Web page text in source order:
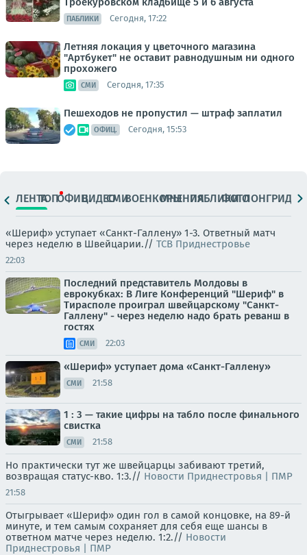
ПАБЛИКИ Сегодня, 17:22
Летняя локация у цветочного магазина
"Артбукет" не оставит равнодушным ни одного
прохожего
СМИ Сегодня, 17:35
Пешеходов не пропустил — штраф заплатил
ОФИЦ. Сегодня, 15:53
ЛЕНТАТОПОФИЦ.ВИДЕОСМИВОЕНКОРЫМНЕНИЯПАБЛИКИ
ФОТОЛОНГРИДЫ
«Шериф» уступает «Санкт-Галлену» 1-3. Ответный матч
через неделю в Швейцарии.// ТСВ Приднестровье
22:03
Последний представитель Молдовы в
еврокубках: В Лиге Конференций "Шериф" в
Тирасполе проиграл швейцарскому "Санкт-
Галлену" - через неделю надо брать реванш в
гостях
СМИ 22:03
«Шериф» уступает дома «Санкт-Галлену»
СМИ 21:58
1 : 3 — такие цифры на табло после финального
свистка
СМИ 21:58
Но практически тут же швейцарцы забивают третий,
возвращая статус-кво. 1:3.// Новости Приднестровья | ПМР
21:58
Отыгрывает «Шериф» один гол в самой концовке, на 89-й
минуте, и тем самым сохраняет для себя еще шансы в
ответном матче через неделю. 1:2.// Новости
Приднестровья | ПМР